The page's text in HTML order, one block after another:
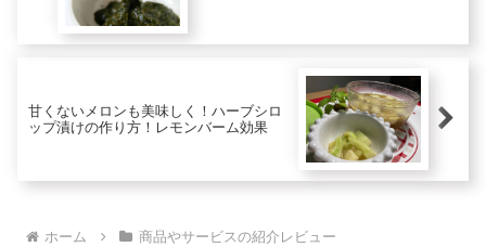
甘くないメロンも美味しく！ハーブシロ
ップ漬けの作り方！レモンバーム効果
ホーム 商品やサービスの紹介レビュー